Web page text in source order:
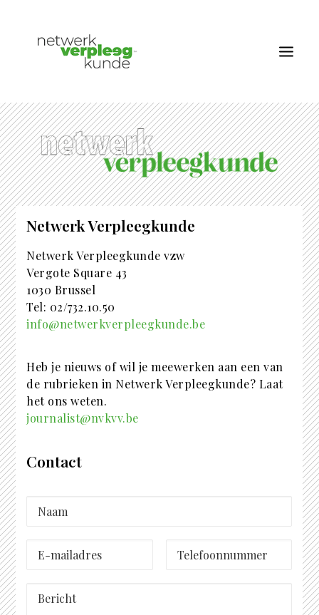
OVER NETWERK VERPLEEGKUNDE
NIEUWS
RUBRIEKEN
EDITIES
VACATURES
CONTACT
AANMELDEN
Netwerk Verpleegkunde
Netwerk Verpleegkunde vzw
Vergote Square 43
1030 Brussel
Tel: 02/732.10.50
info@netwerkverpleegkunde.be
Heb je nieuws of wil je meewerken aan een van
de rubrieken in Netwerk Verpleegkunde? Laat
het ons weten.
journalist@nvkvv.be
Contact